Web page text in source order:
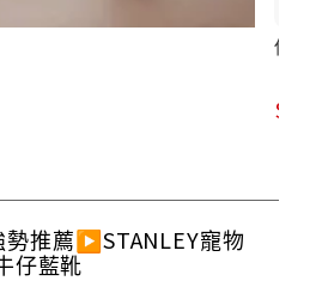
低震
勢推薦▶️STANLEY寵物
仔藍靴